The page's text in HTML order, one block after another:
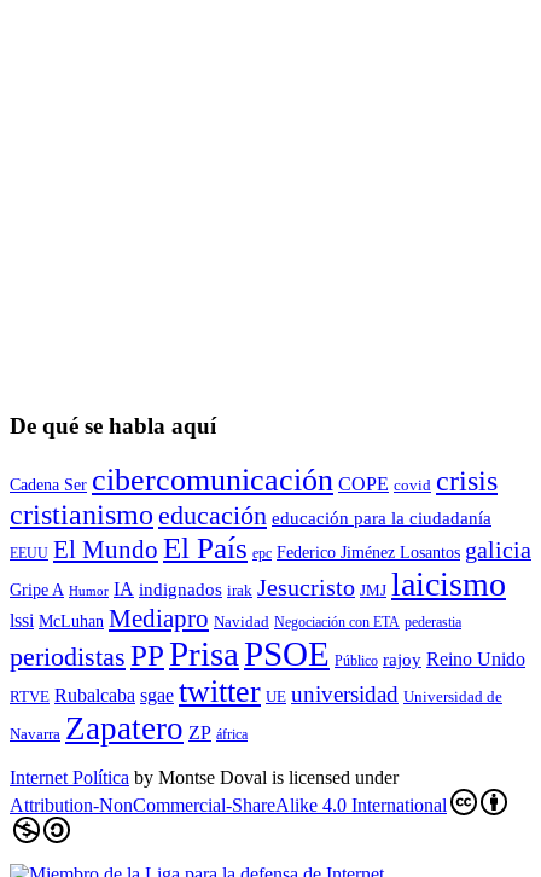
De qué se habla aquí
Cadena Ser cibercomunicación COPE covid crisis
cristianismo educación educación para la ciudadaní­a
EEUU El Mundo El País epc Federico Jiménez Losantos galicia
Gripe A Humor IA indignados irak Jesucristo JMJ laicismo
lssi McLuhan Mediapro Navidad Negociación con ETA pederastia
periodistas PPPrisaPSOE Público rajoy Reino Unido
RTVE Rubalcaba sgae twitter UE universidad Universidad de
Navarra Zapatero ZP áfrica
Internet Política by Montse Doval is licensed under
Attribution-NonCommercial-ShareAlike 4.0 International